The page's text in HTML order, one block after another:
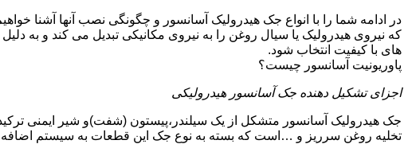
در ادامه شما را با انواع جک هیدرولیک آسانسور و چگونگی نصب آنها آشنا
که نیروی هیدرولیک یا سیال روغن را به نیروی مکانیکی تبدیل می کند و به
های با کیفیت انتخاب شود.
پاوریونیت آسانسور چیست؟
اجزای تشکیل دهنده جک آسانسور هیدرولیکی
جک هیدرولیک آسانسور متشکل از یک سیلندر،پیستون (شفت)و شیر ایمنی
تخلیه روغن سرریز و …است که بسته به نوع جک این قطعات به سیستم